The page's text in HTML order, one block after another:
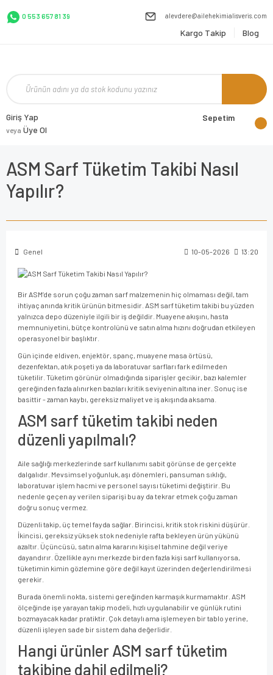
0 553 657 81 39 alevdere@ailehekimialisveris.com
Kargo Takip Blog
Giriş Yap
veya Üye Ol
Sepetim
ASM Sarf Tüketim Takibi Nasıl
Yapılır?
Genel 10-05-2026 13:20
Bir ASM’de sorun çoğu zaman sarf malzemenin hiç olmaması değil, tam
ihtiyaç anında kritik ürünün bitmesidir. ASM sarf tüketim takibi bu yüzden
yalnızca depo düzeniyle ilgili bir iş değildir. Muayene akışını, hasta
memnuniyetini, bütçe kontrolünü ve satın alma hızını doğrudan etkileyen
operasyonel bir başlıktır.
Gün içinde eldiven, enjektör, spanç, muayene masa örtüsü,
dezenfektan, atık poşeti ya da laboratuvar sarfları fark edilmeden
tüketilir. Tüketim görünür olmadığında siparişler gecikir, bazı kalemler
gereğinden fazla alınırken bazıları kritik seviyenin altına iner. Sonuç ise
basittir - zaman kaybı, gereksiz maliyet ve iş akışında aksama.
ASM sarf tüketim takibi neden
düzenli yapılmalı?
Aile sağlığı merkezlerinde sarf kullanımı sabit görünse de gerçekte
dalgalıdır. Mevsimsel yoğunluk, aşı dönemleri, pansuman sıklığı,
laboratuvar işlem hacmi ve personel sayısı tüketimi değiştirir. Bu
nedenle geçen ay verilen siparişi bu ay da tekrar etmek çoğu zaman
doğru sonuç vermez.
Düzenli takip, üç temel fayda sağlar. Birincisi, kritik stok riskini düşürür.
İkincisi, gereksiz yüksek stok nedeniyle rafta bekleyen ürün yükünü
azaltır. Üçüncüsü, satın alma kararını kişisel tahmine değil veriye
dayandırır. Özellikle aynı merkezde birden fazla kişi sarf kullanıyorsa,
tüketimin kimin gözlemine göre değil kayıt üzerinden değerlendirilmesi
gerekir.
Burada önemli nokta, sistemi gereğinden karmaşık kurmamaktır. ASM
ölçeğinde işe yarayan takip modeli, hızlı uygulanabilir ve günlük rutini
bozmayacak kadar pratiktir. Çok detaylı ama işlemeyen bir tablo yerine,
düzenli işleyen sade bir sistem daha değerlidir.
Hangi ürünler ASM sarf tüketim
takibine dahil edilmeli?